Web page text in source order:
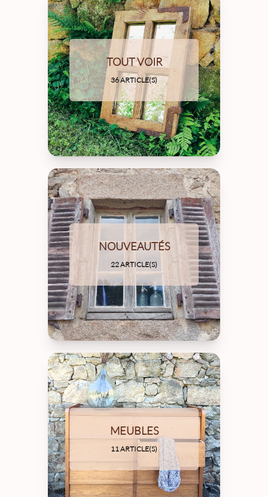
TOUT VOIR
36 ARTICLE(S)
NOUVEAUTÉS
22 ARTICLE(S)
MEUBLES
11 ARTICLE(S)